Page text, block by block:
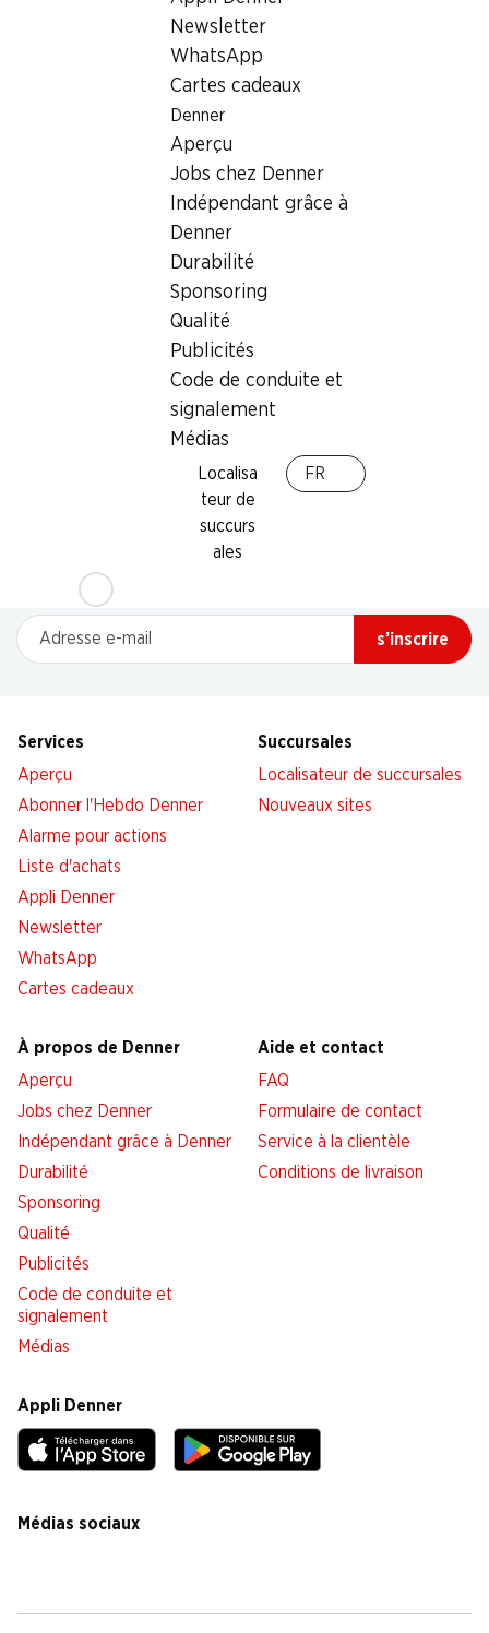
Newsletter
WhatsApp
Cartes cadeaux
Denner
Aperçu
Jobs chez Denner
Indépendant grâce à
Denner
Durabilité
Sponsoring
Qualité
Publicités
Code de conduite et
signalement
Médias
Localisa
teur de
succurs
ales
FR
Retrait d'espèces avec la carte postale / M-Card
Restez au courant grâce à la newsletter Denner. Inscrivez-
vous maintenant!
Adresse e-mail
s’inscrire
Services
Aperçu
Abonner l'Hebdo Denner
Alarme pour actions
Liste d'achats
Appli Denner
Newsletter
WhatsApp
Cartes cadeaux
Succursales
Localisateur de succursales
Nouveaux sites
À propos de Denner
Aperçu
Jobs chez Denner
Indépendant grâce à Denner
Durabilité
Sponsoring
Qualité
Publicités
Code de conduite et
signalement
Médias
Aide et contact
FAQ
Formulaire de contact
Service à la clientèle
Conditions de livraison
Appli Denner
Médias sociaux